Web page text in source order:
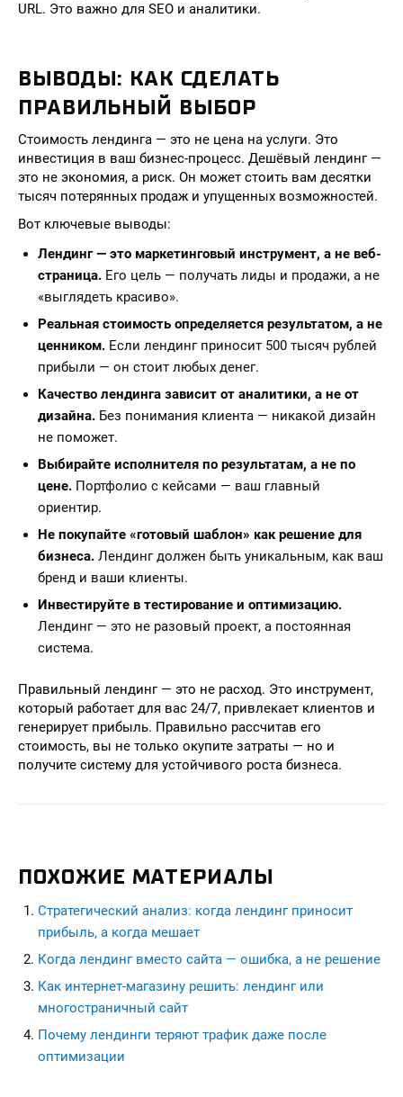
URL. Это важно для SEO и аналитики.
ВЫВОДЫ: КАК СДЕЛАТЬ
ПРАВИЛЬНЫЙ ВЫБОР
Стоимость лендинга — это не цена на услуги. Это
инвестиция в ваш бизнес-процесс. Дешёвый лендинг —
это не экономия, а риск. Он может стоить вам десятки
тысяч потерянных продаж и упущенных возможностей.
Вот ключевые выводы:
Лендинг — это маркетинговый инструмент, а не веб-
страница. Его цель — получать лиды и продажи, а не
«выглядеть красиво».
Реальная стоимость определяется результатом, а не
ценником. Если лендинг приносит 500 тысяч рублей
прибыли — он стоит любых денег.
Качество лендинга зависит от аналитики, а не от
дизайна. Без понимания клиента — никакой дизайн
не поможет.
Выбирайте исполнителя по результатам, а не по
цене. Портфолио с кейсами — ваш главный
ориентир.
Не покупайте «готовый шаблон» как решение для
бизнеса. Лендинг должен быть уникальным, как ваш
бренд и ваши клиенты.
Инвестируйте в тестирование и оптимизацию.
Лендинг — это не разовый проект, а постоянная
система.
Правильный лендинг — это не расход. Это инструмент,
который работает для вас 24/7, привлекает клиентов и
генерирует прибыль. Правильно рассчитав его
стоимость, вы не только окупите затраты — но и
получите систему для устойчивого роста бизнеса.
ПОХОЖИЕ МАТЕРИАЛЫ
Стратегический анализ: когда лендинг приносит
прибыль, а когда мешает
Когда лендинг вместо сайта — ошибка, а не решение
Как интернет-магазину решить: лендинг или
многостраничный сайт
Почему лендинги теряют трафик даже после
оптимизации